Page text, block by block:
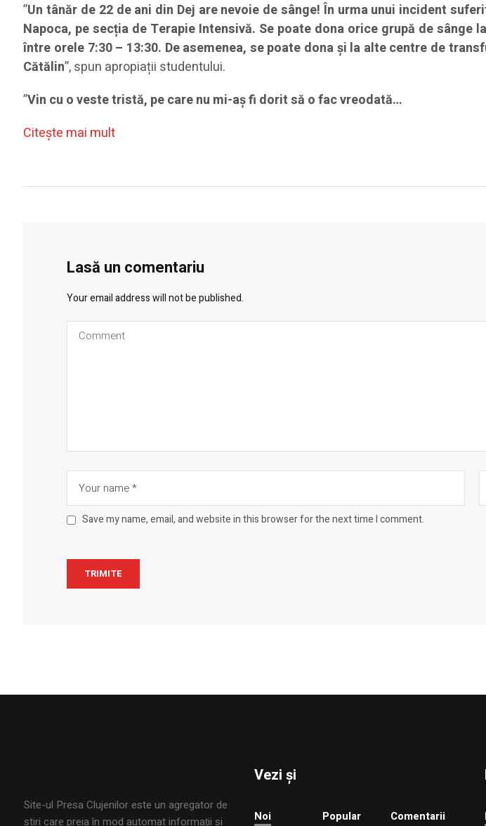
”Un tânăr de 22 de ani din Dej are nevoie de sânge! În urma unui incident
Napoca, pe secția de Terapie Intensivă. Se poate dona orice grupă de
între orele 7:30 – 13:30. De asemenea, se poate dona și la alte centre de
Cătălin”, spun apropiații studentului.
”Vin cu o veste tristă, pe care nu mi-aș fi dorit să o fac vreodată…
Citeşte mai mult
Lasă un comentariu
Your email address will not be published.
Save my name, email, and website in this browser for the next time I comment.
Site-ul Presa Clujenilor este un agregator de
ştiri care preia în mod automat informaţii şi
Vezi și
Noi Popular Comentarii